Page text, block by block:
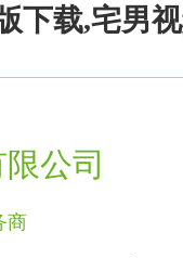
下载,宅男
公司
商